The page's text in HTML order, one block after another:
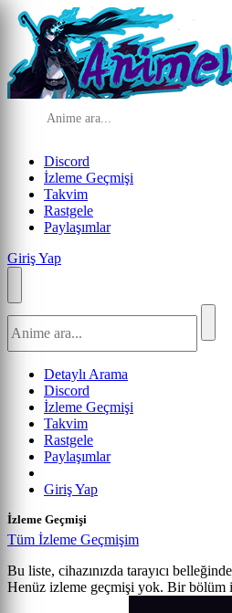
Discord
İzleme Geçmişi
Takvim
Rastgele
Paylaşımlar
Giriş Yap
Detaylı Arama
Discord
İzleme Geçmişi
Takvim
Rastgele
Paylaşımlar
Giriş Yap
İzleme Geçmişi
Tüm İzleme Geçmişim
Bu liste, cihazınızda tarayıcı
Henüz izleme geçmişi yok. Bir bölüm